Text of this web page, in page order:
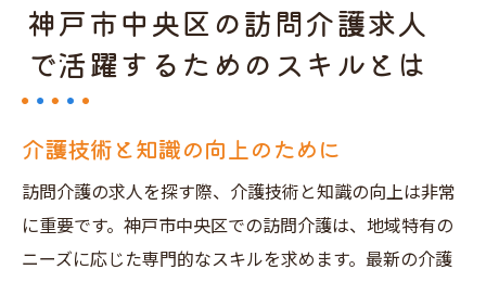
神戸市中央区の訪問介護求人
で活躍するためのスキルとは
介護技術と知識の向上のために
訪問介護の求人を探す際、介護技術と知識の向上は非常
に重要です。神戸市中央区での訪問介護は、地域特有の
ニーズに応じた専門的なスキルを求めます。最新の介護